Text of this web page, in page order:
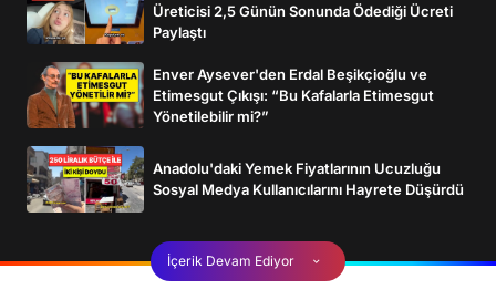
Üreticisi 2,5 Günün Sonunda Ödediği Ücreti
Paylaştı
Enver Aysever'den Erdal Beşikçioğlu ve
Etimesgut Çıkışı: “Bu Kafalarla Etimesgut
Yönetilebilir mi?”
Anadolu'daki Yemek Fiyatlarının Ucuzluğu
Sosyal Medya Kullanıcılarını Hayrete Düşürdü
İçerik Devam Ediyor